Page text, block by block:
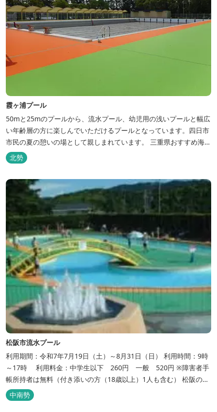
霞ヶ浦プール
50mと25mのプールから、流水プール、幼児用の浅いプールと幅広
い年齢層の方に楽しんでいただけるプールとなっています。四日市
市民の夏の憩いの場として親しまれています。 三重県おすすめ海水
浴場ビーチ特集はこちら🏖三重の海水浴場ビーチ特集<...
北勢
松阪市流水プール
利用期間：令和7年7月19日（土）～8月31日（日） 利用時間：9時
～17時 利用料金：中学生以下 260円 一般 520円 ※障害者手
帳所持者は無料（付き添いの方（18歳以上）1人も含む） 松阪の観
光情報は、松阪観光インフォメーションサイト ワクワク松阪
へ。 ...
中南勢